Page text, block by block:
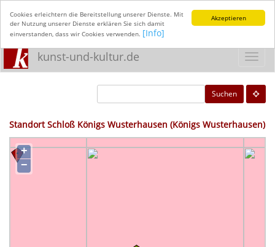
Akzeptieren
Cookies erleichtern die Bereitstellung unserer Dienste. Mit
der Nutzung unserer Dienste erklären Sie sich damit
einverstanden, dass wir Cookies verwenden. [Info]
kunst-und-kultur.de
Suchen
Standort Schloß Königs Wusterhausen (Königs Wusterhausen)
+
−